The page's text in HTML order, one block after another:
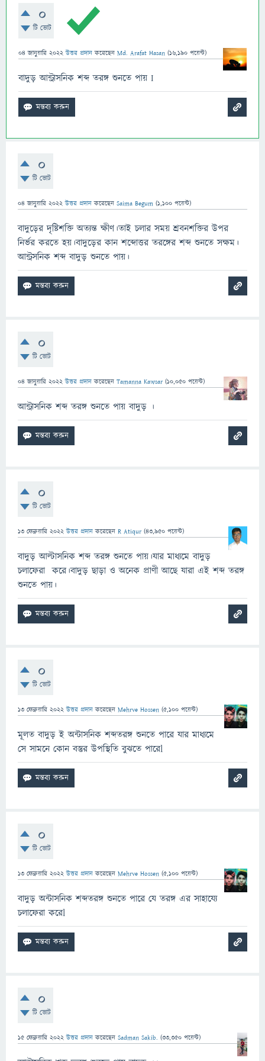
0
টি ভোট
04 জানুয়ারি 2022 উত্তর প্রদান করেছেন Md. Arafat Hasan (16,190 পয়েন্ট)
বাদুড় আন্ট্রাসনিক শব্দ তরঙ্গ শুনতে পায় I
0
টি ভোট
04 জানুয়ারি 2022 উত্তর প্রদান করেছেন Saima Begum (1,100 পয়েন্ট)
বাদুড়ের দৃষ্টিশক্তি অত্যন্ত ক্ষীণ।তাই চলার সময় শ্রবনশক্তির উপর
নির্ভর করতে হয়।বাদুড়ের কান শব্দোত্তর তরঙ্গের শব্দ শুনতে সক্ষম।
আন্ট্রসনিক শব্দ বাদুড় শুনতে পায়।
0
টি ভোট
04 জানুয়ারি 2022 উত্তর প্রদান করেছেন Tamanna Kawsar (10,050 পয়েন্ট)
আন্ট্রাসনিক শব্দ তরঙ্গ শুনতে পায় বাদুড় ।
0
টি ভোট
13 ফেব্রুয়ারি 2022 উত্তর প্রদান করেছেন R Atiqur (43,950 পয়েন্ট)
বাদুড় আল্টাসনিক শব্দ তরঙ্গ শুনতে পায়।যার মাধ্যমে বাদুড়
চলাফেরা করে।বাদুড় ছাড়া ও অনেক প্রাণী আছে যারা এই শব্দ তরঙ্গ
শুনতে পায়।
0
টি ভোট
13 ফেব্রুয়ারি 2022 উত্তর প্রদান করেছেন Mehrve Hossen (5,100 পয়েন্ট)
মূলত বাদুড় ই অন্টাসনিক শব্দতরঙ্গ শুনতে পারে যার মাধ্যমে
সে সামনে কোন বস্তুর উপস্থিতি বুঝতে পারেl
0
টি ভোট
13 ফেব্রুয়ারি 2022 উত্তর প্রদান করেছেন Mehrve Hossen (5,100 পয়েন্ট)
বাদুড় অন্টাসনিক শব্দতরঙ্গ শুনতে পারে যে তরঙ্গ এর সাহায্যে
চলাফেরা করেl
0
টি ভোট
15 ফেব্রুয়ারি 2022 উত্তর প্রদান করেছেন Sadman Sakib. (33,350 পয়েন্ট)